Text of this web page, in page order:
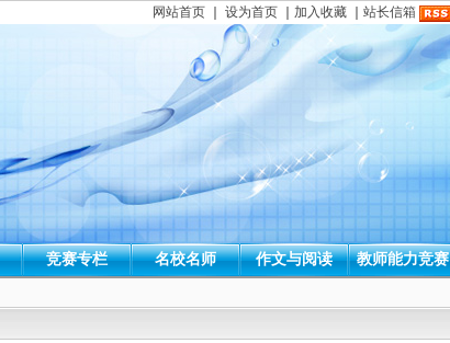
网站首页 设为首页 加入收藏 站长信箱
竞赛专栏 名校名师 作文与阅读 教师能力竞赛